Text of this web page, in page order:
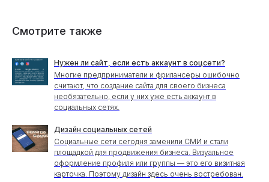
Смотрите также
Нужен ли сайт, если есть аккаунт в соцсети?
Многие предприниматели и фрилансеры ошибочно
считают, что создание сайта для своего бизнеса
необязательно, если у них уже есть аккаунт в
социальных сетях.
Дизайн социальных сетей
Социальные сети сегодня заменили СМИ и стали
площадкой для продвижения бизнеса. Визуальное
оформление профиля или группы — это его визитная
карточка. Поэтому дизайн здесь очень востребован.